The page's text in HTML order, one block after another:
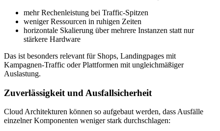
mehr Rechenleistung bei Traffic-Spitzen
weniger Ressourcen in ruhigen Zeiten
horizontale Skalierung über mehrere Instanzen statt nur
stärkere Hardware
Das ist besonders relevant für Shops, Landingpages mit
Kampagnen-Traffic oder Plattformen mit ungleichmäßiger
Auslastung.
Zuverlässigkeit und Ausfallsicherheit
Cloud Architekturen können so aufgebaut werden, dass Ausfälle
einzelner Komponenten weniger stark durchschlagen: